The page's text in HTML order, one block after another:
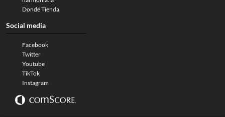
Dondé Tienda
Social media
Facebook
Twitter
Youtube
TikTok
Instagram